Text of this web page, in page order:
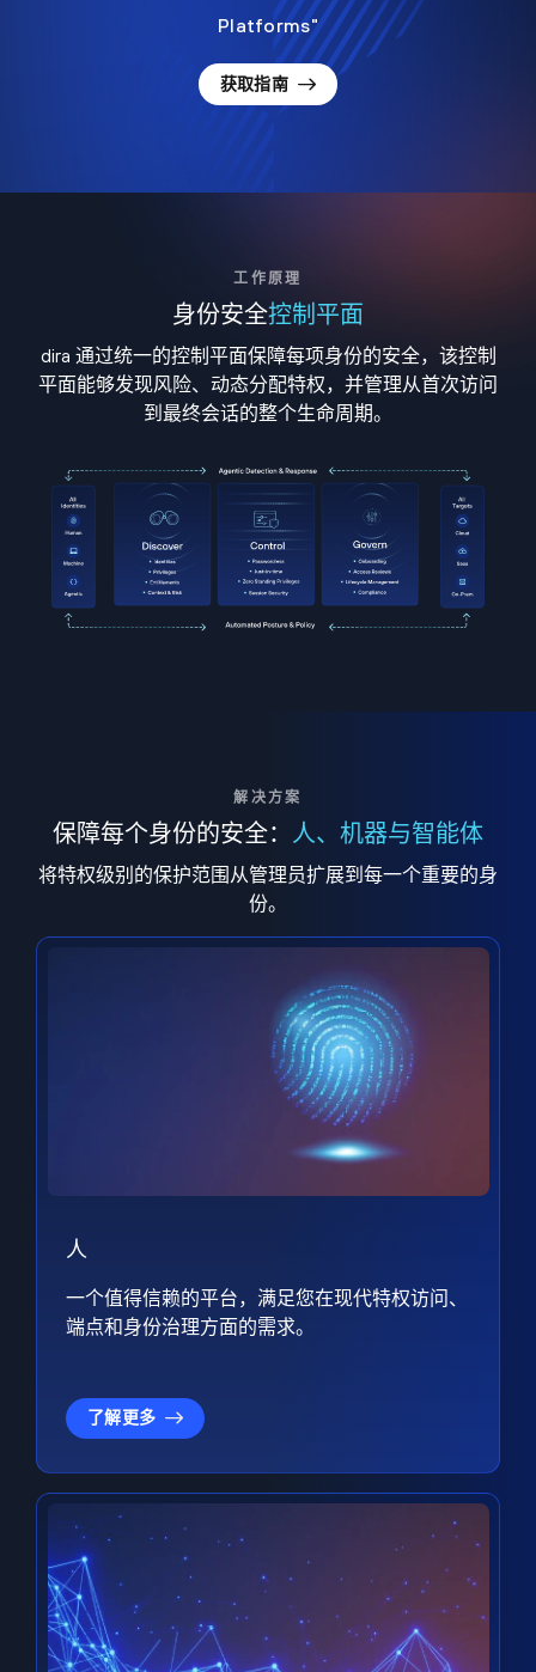
Platforms"
获取指南
工作原理
身份安全控制平面
dira 通过统一的控制平面保障每项身份的安全，该控制
平面能够发现风险、动态分配特权，并管理从首次访问
到最终会话的整个生命周期。
解决方案
保障每个身份的安全： 人、机器与智能体
将特权级别的保护范围从管理员扩展到每一个重要的身
份。
人
一个值得信赖的平台，满足您在现代特权访问、
端点和身份治理方面的需求。
了解更多